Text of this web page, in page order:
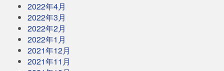
2022年4月
2022年3月
2022年2月
2022年1月
2021年12月
2021年11月